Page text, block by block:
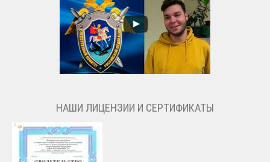
НАШИ ЛИЦЕНЗИИ И СЕРТИФИКАТЫ